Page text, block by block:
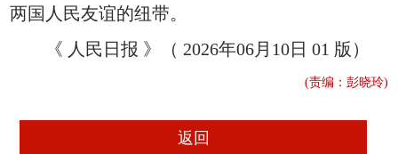
两国人民友谊的纽带。
《 人民日报 》（ 2026年06月10日 01 版）
(责编：彭晓玲)